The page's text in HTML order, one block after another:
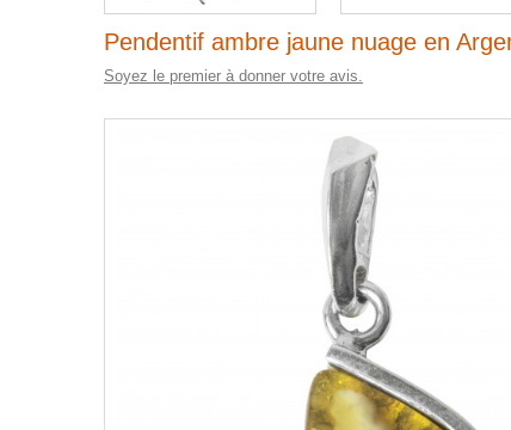
Pendentif ambre jaune nuage en
Soyez le premier à donner votre avis.